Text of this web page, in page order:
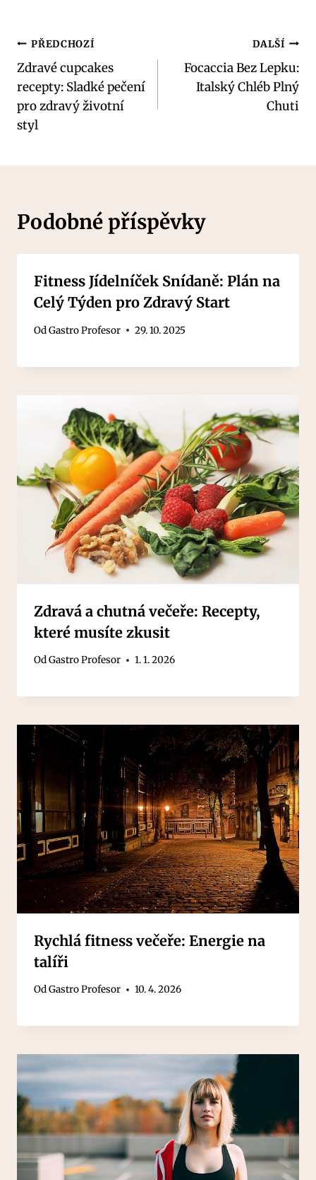
Navigace
pro
příspěvek
PŘEDCHOZÍ
Zdravé cupcakes
recepty: Sladké pečení
pro zdravý životní
styl
DALŠÍ
Focaccia Bez Lepku:
Italský Chléb Plný
Chuti
Podobné příspěvky
Fitness Jídelníček Snídaně: Plán na
Celý Týden pro Zdravý Start
OdGastro Profesor 29. 10. 2025
Zdravá a chutná večeře: Recepty,
které musíte zkusit
OdGastro Profesor 1. 1. 2026
Rychlá fitness večeře: Energie na
talíři
OdGastro Profesor 10. 4. 2026